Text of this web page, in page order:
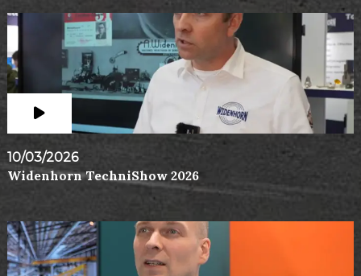
10/03/2026
Widenhorn TechniShow 2026